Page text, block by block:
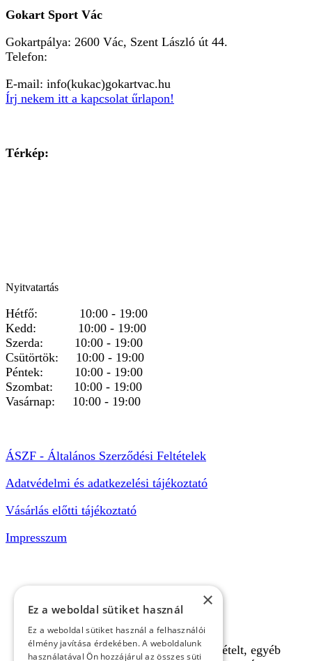
Gokart Sport Vác
Gokartpálya: 2600 Vác, Szent László út 44.
Telefon:
E-mail: info(kukac)gokartvac.hu
Írj nekem itt a kapcsolat űrlapon!
Térkép:
Nyitvatartás
Hétfő: 10:00 - 19:00
Kedd: 10:00 - 19:00
Szerda: 10:00 - 19:00
Csütörtök: 10:00 - 19:00
Péntek: 10:00 - 19:00
Szombat: 10:00 - 19:00
Vasárnap: 10:00 - 19:00
ÁSZF - Általános Szerződési Feltételek
Adatvédelmi és adatkezelési tájékoztató
Vásárlás előtti tájékoztató
Impresszum
A pályafoglalást, gokartverseny részvételt, egyéb
×
Ez a weboldal sütiket használ
Ez a weboldal sütiket használ a felhasználói
élmény javítása érdekében. A weboldalunk
használatával Ön hozzájárul az összes süti